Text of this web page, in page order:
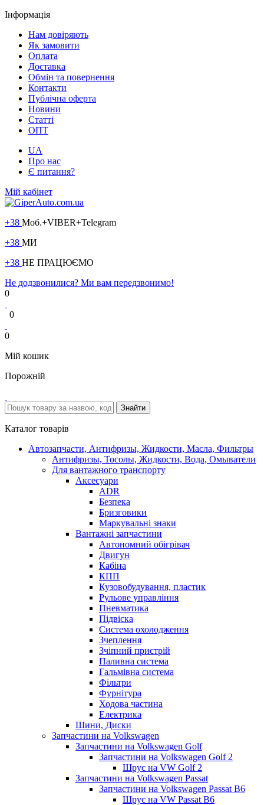
Інформація
Нам довіряють
Як замовити
Оплата
Доставка
Обмін та повернення
Контакти
Публічна оферта
Новини
Статті
ОПТ
UA
Про нас
Є питання?
Мій кабінет
+38 Моб.+VIBER+Telegram
+38 МИ
+38 НЕ ПРАЦЮЄМО
Не додзвонилися? Ми вам передзвонимо!
0
0
0
Мій кошик
Порожній
Каталог товарів
Автозапчасти, Антифризы, Жидкости, Масла, Фильтры
Антифризы, Тосолы, Жидкости, Вода, Омыватели
Для вантажного транспорту
Аксесуари
ADR
Безпека
Бризговики
Маркувальні знаки
Вантажні запчастини
Автономний обігрівач
Двигун
Кабіна
КПП
Кузовобудування, пластик
Рульове управління
Пневматика
Підвіска
Система охолодження
Зчеплення
Зчіпний пристрій
Паливна система
Гальмівна система
Фільтри
Фурнітура
Ходова частина
Електрика
Шини, Диски
Запчастини на Volkswagen
Запчастини на Volkswagen Golf
Запчастини на Volkswagen Golf 2
Шрус на VW Golf 2
Запчастини на Volkswagen Passat
Запчастини на Volkswagen Passat B6
Шрус на VW Passat B6